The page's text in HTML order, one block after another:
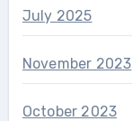
July 2025
November 2023
October 2023